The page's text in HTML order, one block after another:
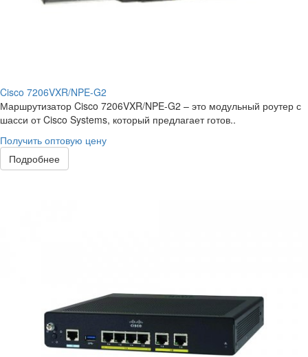
Cisco 7206VXR/NPE-G2
Маршрутизатор Cisco 7206VXR/NPE-G2 – это модульный роутер с
шасси от Cisco Systems, который предлагает готов..
Получить оптовую цену
Подробнее